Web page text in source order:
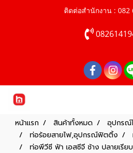
ติดต่อสำนักงาน : 082
หน้าแรก สินค้าทั้งหมด
อุปกรณ์
ท่อร้อยสายไฟ,อุปกรณ์ฟิตติ้ง
ท่อพีวีซี ฟ้า เอสซีจี ช้าง ปลายเรีย